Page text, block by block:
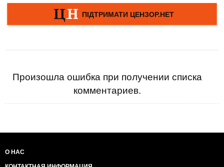
Произошла ошибка при получении списка
комментариев.
О НАС